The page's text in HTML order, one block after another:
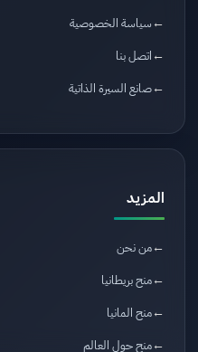
سياسة الخصوصية
اتصل بنا
صانع السيرة الذاتية
المزيد
من نحن
منح بريطانيا
منح المانيا
منح حول العالم